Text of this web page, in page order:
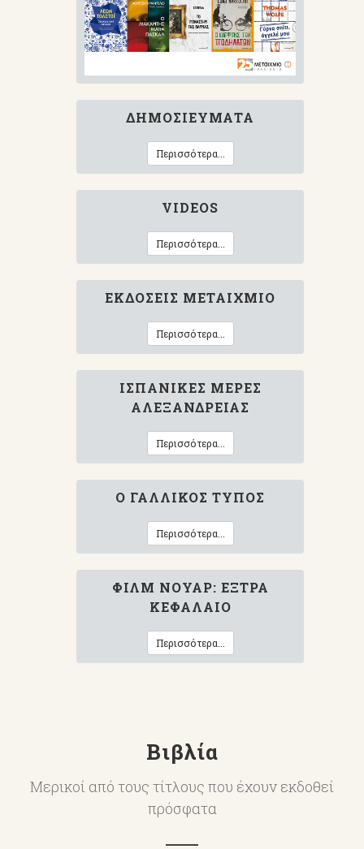
ΔΗΜΟΣΙΕΎΜΑΤΑ
Περισσότερα...
VIDEOS
Περισσότερα...
ΕΚΔΌΣΕΙΣ ΜΕΤΑΊΧΜΙΟ
Περισσότερα...
ΙΣΠΑΝΙΚΈΣ ΜΈΡΕΣ
ΑΛΕΞΆΝΔΡΕΙΑΣ
Περισσότερα...
Ο ΓΑΛΛΙΚΌΣ ΤΎΠΟΣ
Περισσότερα...
ΦΙΛΜ ΝΟΥΆΡ: ΈΞΤΡΑ
ΚΕΦΆΛΑΙΟ
Περισσότερα...
Βιβλία
Μερικοί από τους τίτλους που έχουν εκδοθεί
πρόσφατα